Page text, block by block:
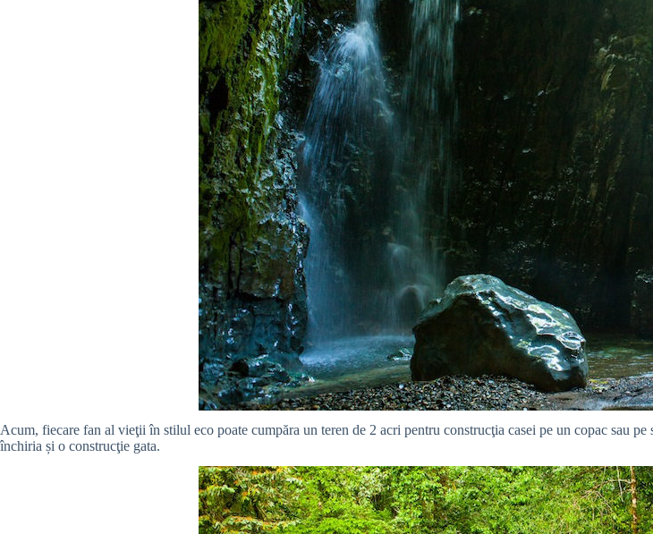
Acum, fiecare fan al vieţii în stilul eco poate cumpăra un teren de 2 acri pentru construcţia casei pe un copac sau
închiria și o construcţie gata.